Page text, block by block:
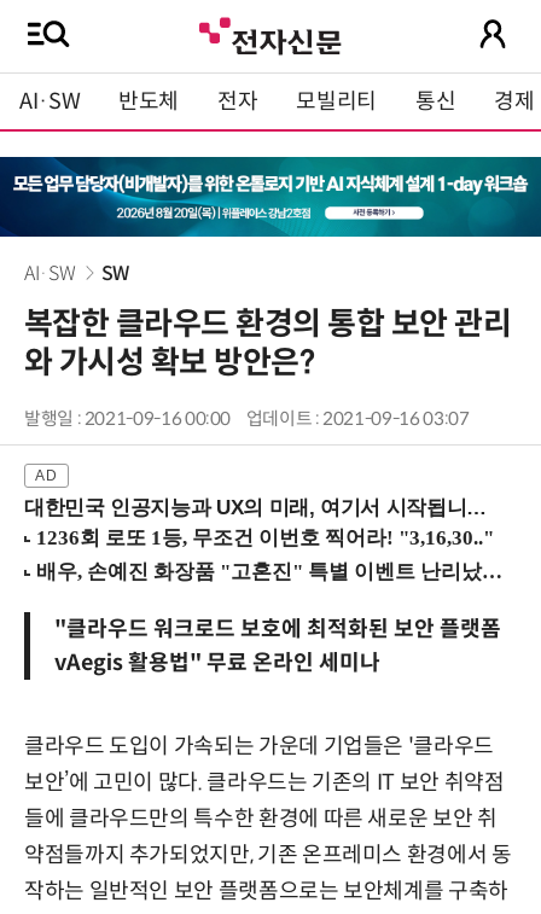
AI·SW 반도체 전자 모빌리티 통신 경제
AI·SW SW
복잡한 클라우드 환경의 통합 보안 관리
와 가시성 확보 방안은?
발행일 : 2021-09-16 00:00 업데이트 : 2021-09-16 03:07
대한민국 인공지능과 UX의 미래, 여기서 시작됩니다! (9/2 강남역)
"클라우드 워크로드 보호에 최적화된 보안 플랫폼
vAegis 활용법" 무료 온라인 세미나
클라우드 도입이 가속되는 가운데 기업들은 '클라우드
보안’에 고민이 많다. 클라우드는 기존의 IT 보안 취약점
들에 클라우드만의 특수한 환경에 따른 새로운 보안 취
약점들까지 추가되었지만, 기존 온프레미스 환경에서 동
작하는 일반적인 보안 플랫폼으로는 보안체계를 구축하